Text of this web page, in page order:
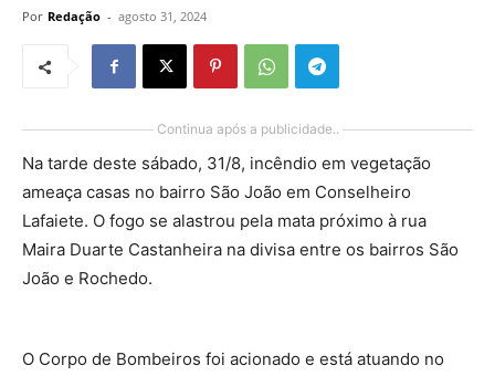
Por Redação - agosto 31, 2024
Continua após a publicidade..
Na tarde deste sábado, 31/8, incêndio em vegetação
ameaça casas no bairro São João em Conselheiro
Lafaiete. O fogo se alastrou pela mata próximo à rua
Maira Duarte Castanheira na divisa entre os bairros São
João e Rochedo.
O Corpo de Bombeiros foi acionado e está atuando no